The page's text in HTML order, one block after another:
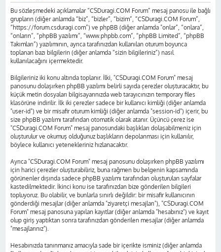
Bu sözleşmedeki açıklamalar “CSDuragi.COM Forum” mesaj panosu ile bağlı
grupların (diğer anlamda “biz”, “bizler”, “bizim”, “CSDuragi.COM Forum”,
“https://forum.csduragi.com”) ve phpBB (diğer anlamda "onlar”, “onlara”,
“onların”, “phpBB yazılımı”, “www.phpbb.com”, “phpBB Limited”, “phpBB
Takımları”) yazılımının, ayrıca tarafınızdan kullanılan oturum boyunca
toplanan bazı bilgilerin (diğer anlamda “sizin bilgileriniz”) nasıl
kullanılacağını içermektedir.
Bilgileriniz iki konu altında toplanır. İlki, "CSDuragi.COM Forum" mesaj
panosunu dolaşırken phpBB yazılımı belirli sayıda çerezler oluşturacaktır, bu
küçük metin dosyaları bilgisayarınızda web tarayıcınızın temporary files
klasörüne indirilir. İlk iki çerezler sadece bir kullanıcı kimliği (diğer anlamda
"user-id") ve bir misafir oturum kimliği (diğer anlamda "session-id") içerir, bu
size phpBB yazılımı tarafından otomatik olarak atanır. Üçüncü çerez ise
"CSDuragi.COM Forum" mesaj panosundaki başlıkları dolaşabilmeniz için
oluşturulur ve okumuş olduğunuz başlıkların depolanması için kullanılır,
böylece kullanıcı yetenekleriniz hızlanacaktır.
Ayrıca "CSDuragi.COM Forum" mesaj panosunu dolaşırken phpBB yazılımı
için harici çerezler oluşturabiliriz, buna rağmen bu belgenin kapsamında
görünenler dışında sadece phpBB yazılımı tarafından oluşturulan sayfalar
kastedilmektedir. İkinci konu ise tarafınızdan bize gönderilen bilgileri
topluyoruz. Bu olabilir, ve bunlarla sınırlı değildir: bir misafir kullanıcının
gönderdiği mesajlar (diğer anlamda "ziyaretçi mesajları"), "CSDuragi.COM
Forum" mesaj panosuna yapılan kayıtlar (diğer anlamda "hesabınız") ve kayıt
olup giriş yaptıktan sonra tarafınızdan gönderilen mesajlar (diğer anlamda
"mesajlarınız").
Hesabınızda tanınmanız amacıyla sade bir içerikte isminiz (diğer anlamda